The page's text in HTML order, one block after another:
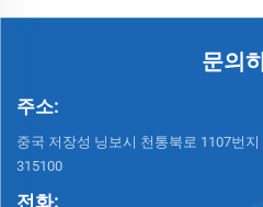
문의
주소:
중국 저장성 닝보시 천통북로 1107번
315100
전화: